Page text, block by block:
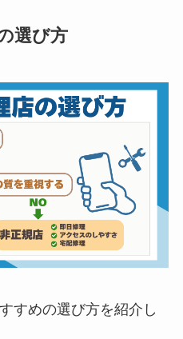
選び方
すめの選び方を紹介し